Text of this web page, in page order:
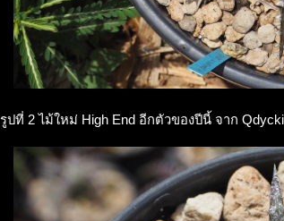
รูปที่ 2 ไม้ใหม่ High End อีกตัวของปีนี้ จาก